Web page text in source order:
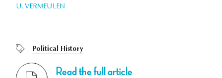
U. VERMEULEN
Political History
Read the full article